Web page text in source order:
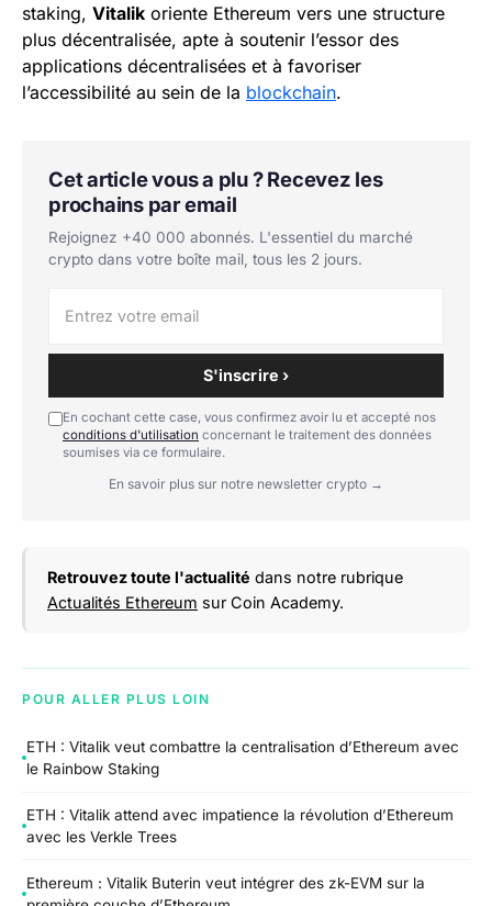
staking, Vitalik oriente Ethereum vers une structure
plus décentralisée, apte à soutenir l’essor des
applications décentralisées et à favoriser
l’accessibilité au sein de la blockchain.
Cet article vous a plu ? Recevez les
prochains par email
Rejoignez +40 000 abonnés. L'essentiel du marché
crypto dans votre boîte mail, tous les 2 jours.
S'inscrire ›
En cochant cette case, vous confirmez avoir lu et accepté nos
conditions d'utilisation concernant le traitement des données
soumises via ce formulaire.
En savoir plus sur notre newsletter crypto →
Retrouvez toute l'actualité dans notre rubrique
Actualités Ethereum sur Coin Academy.
POUR ALLER PLUS LOIN
ETH : Vitalik veut combattre la centralisation d’Ethereum avec
le Rainbow Staking
ETH : Vitalik attend avec impatience la révolution d’Ethereum
avec les Verkle Trees
Ethereum : Vitalik Buterin veut intégrer des zk-EVM sur la